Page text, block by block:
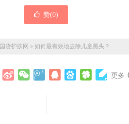
赞(0)
国货护肤网 » 如何最有效地去除儿童黑头？
更多 (